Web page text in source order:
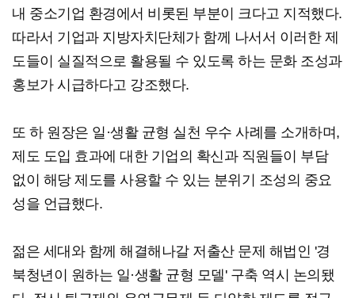
내 중소기업 환경에서 비롯된 부분이 크다고 지적했다.
따라서 기업과 지방자치단체가 함께 나서서 이러한 제
도들이 실질적으로 활용될 수 있도록 하는 문화 조성과
홍보가 시급하다고 강조했다.
또 하 원장은 일·생활 균형 실천 우수 사례를 소개하며,
제도 도입 효과에 대한 기업의 확신과 직원들이 부담
없이 해당 제도를 사용할 수 있는 분위기 조성의 중요
성을 언급했다.
젊은 세대와 함께 해결해나갈 저출산 문제 해법인 '경
북청년이 원하는 일·생활 균형 모델' 구축 역시 논의됐